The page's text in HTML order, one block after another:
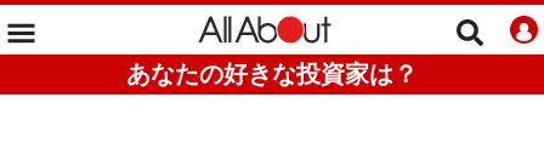
あなたの好きな投資家は？